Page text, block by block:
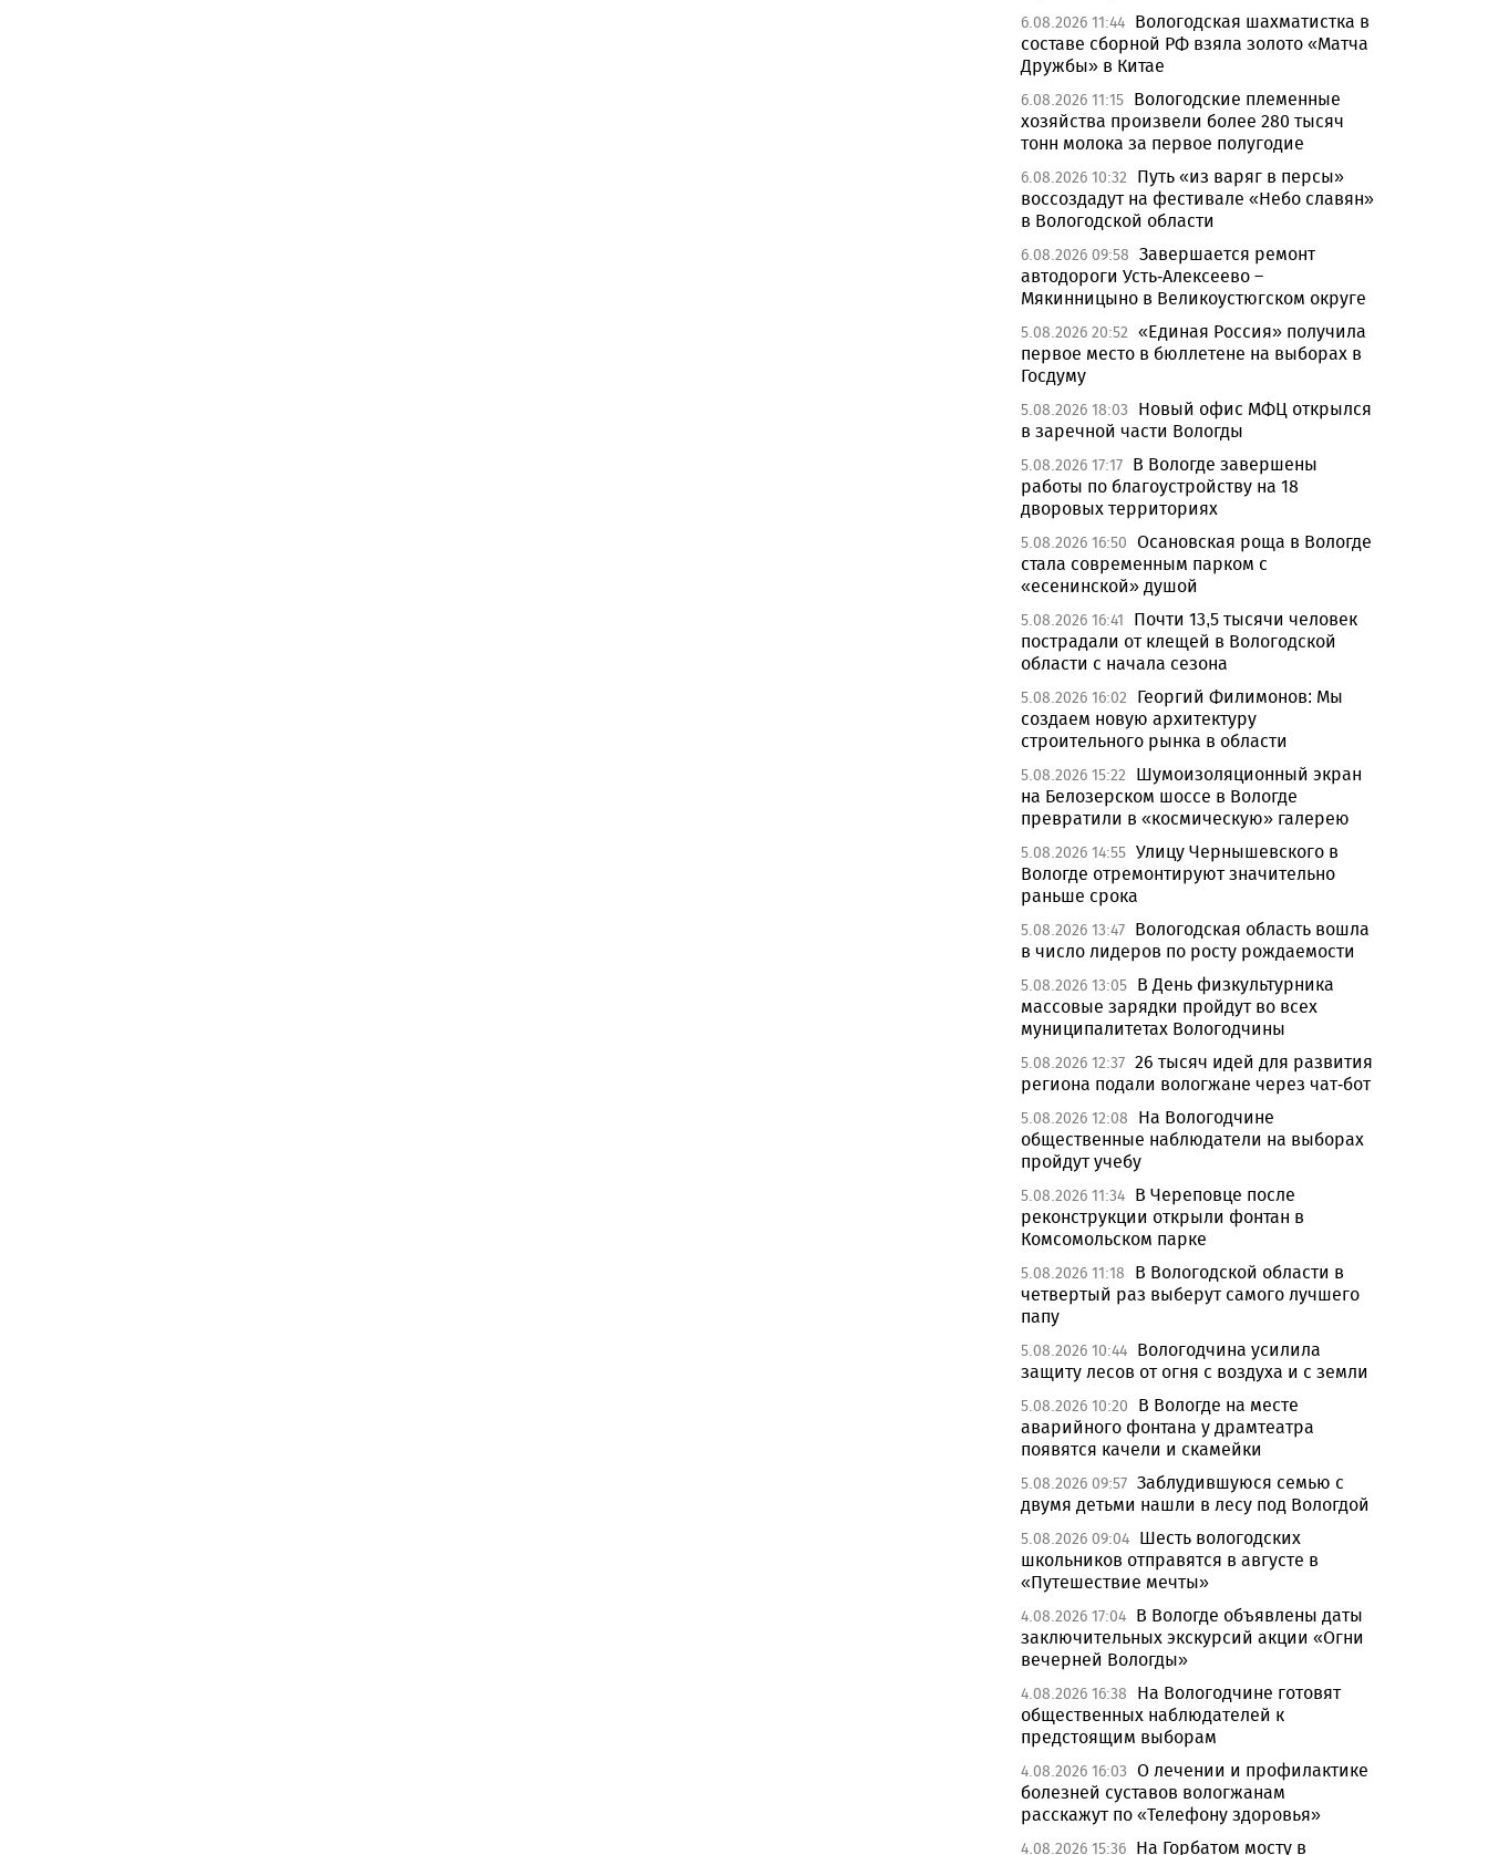
6.08.2026 11:44 Вологодская шахматистка в
составе сборной РФ взяла золото «Матча
Дружбы» в Китае
6.08.2026 11:15 Вологодские племенные
хозяйства произвели более 280 тысяч
тонн молока за первое полугодие
6.08.2026 10:32
Путь «из варяг в персы»
воссоздадут на фестивале «Небо славян»
в Вологодской области
6.08.2026 09:58 Завершается ремонт
автодороги Усть-Алексеево –
Мякинницыно в Великоустюгском округе
5.08.2026 20:52 «Единая Россия» получила
первое место в бюллетене на выборах в
Госдуму
5.08.2026 18:03
Новый офис МФЦ открылся
в заречной части Вологды
5.08.2026 17:17 В Вологде завершены
работы по благоустройству на 18
дворовых территориях
5.08.2026 16:50 Осановская роща в Вологде
стала современным парком с
«есенинской» душой
5.08.2026 16:41
Почти 13,5 тысячи человек
пострадали от клещей в Вологодской
области с начала сезона
5.08.2026 16:02
Георгий Филимонов: Мы
создаем новую архитектуру
строительного рынка в области
5.08.2026 15:22
Шумоизоляционный экран
на Белозерском шоссе в Вологде
превратили в «космическую» галерею
5.08.2026 14:55 Улицу Чернышевского в
Вологде отремонтируют значительно
раньше срока
5.08.2026 13:47 Вологодская область вошла
в число лидеров по росту рождаемости
5.08.2026 13:05 В День физкультурника
массовые зарядки пройдут во всех
муниципалитетах Вологодчины
5.08.2026 12:37 26 тысяч идей для развития
региона подали вологжане через чат-бот
5.08.2026 12:08
На Вологодчине
общественные наблюдатели на выборах
пройдут учебу
5.08.2026 11:34 В Череповце после
реконструкции открыли фонтан в
Комсомольском парке
5.08.2026 11:18
В Вологодской области в
четвертый раз выберут самого лучшего
папу
5.08.2026 10:44 Вологодчина усилила
защиту лесов от огня с воздуха и с земли
5.08.2026 10:20
В Вологде на месте
аварийного фонтана у драмтеатра
появятся качели и скамейки
5.08.2026 09:57 Заблудившуюся семью с
двумя детьми нашли в лесу под Вологдой
5.08.2026 09:04 Шесть вологодских
школьников отправятся в августе в
«Путешествие мечты»
4.08.2026 17:04 В Вологде объявлены даты
заключительных экскурсий акции «Огни
вечерней Вологды»
4.08.2026 16:38
На Вологодчине готовят
общественных наблюдателей к
предстоящим выборам
4.08.2026 16:03 О лечении и профилактике
болезней суставов вологжанам
расскажут по «Телефону здоровья»
4.08.2026 15:36 На Горбатом мосту в